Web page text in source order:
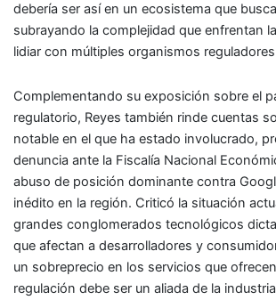
debería ser así en un ecosistema que
subrayando la complejidad que enfrentan
lidiar con múltiples organismos
Complementando su exposición sobre el
regulatorio, Reyes también rinde cuentas
notable en el que ha estado involucrado,
denuncia ante la Fiscalía Nacional
abuso de posición dominante contra
inédito en la región. Criticó la situación
grandes conglomerados tecnológicos
que afectan a desarrolladores y
un sobreprecio en los servicios que
regulación debe ser un aliada de la